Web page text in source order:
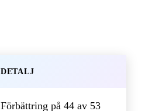
DETALJ
Förbättring på 44 av 53